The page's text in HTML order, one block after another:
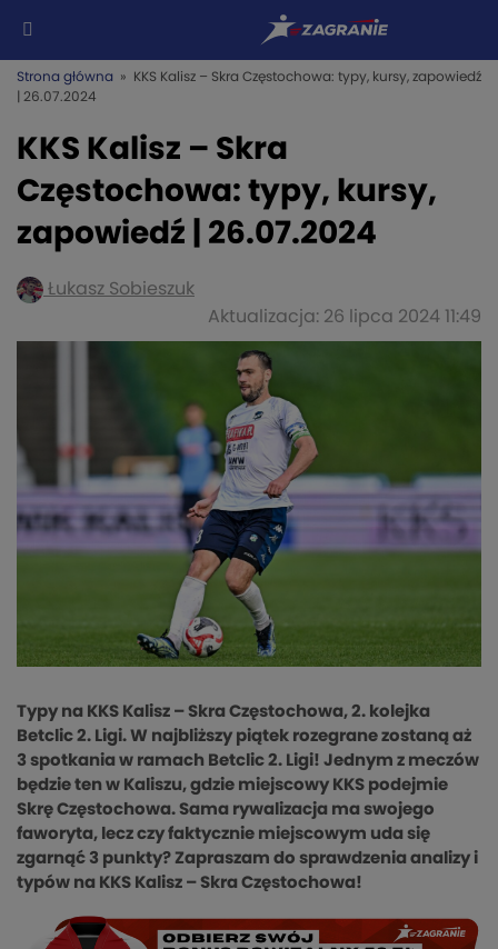
Strona główna » KKS Kalisz – Skra Częstochowa: typy, kursy, zapowiedź
| 26.07.2024
KKS Kalisz – Skra
Częstochowa: typy, kursy,
zapowiedź | 26.07.2024
Łukasz Sobieszuk
Aktualizacja: 26 lipca 2024 11:49
Typy na KKS Kalisz – Skra Częstochowa, 2. kolejka
Betclic 2. Ligi. W najbliższy piątek rozegrane zostaną aż
3 spotkania w ramach Betclic 2. Ligi! Jednym z meczów
będzie ten w Kaliszu, gdzie miejscowy KKS podejmie
Skrę Częstochowa. Sama rywalizacja ma swojego
faworyta, lecz czy faktycznie miejscowym uda się
zgarnąć 3 punkty? Zapraszam do sprawdzenia analizy i
typów na KKS Kalisz – Skra Częstochowa!